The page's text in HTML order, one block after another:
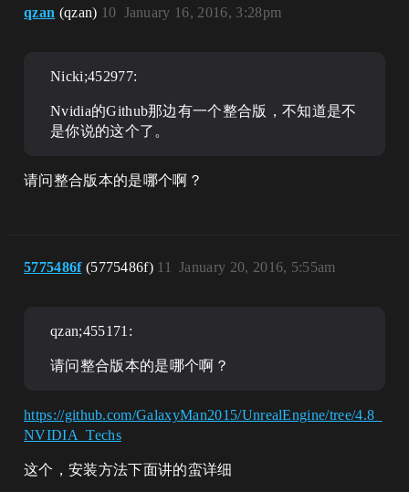
qzan (qzan) January 16, 2016, 3:28pm
10
Nicki;452977:
Nvidia的Github那边有一个整合版，不知道是不
是你说的这个了。
请问整合版本的是哪个啊？
5775486f (5775486f) January 20, 2016, 5:55am
11
qzan;455171:
请问整合版本的是哪个啊？
https://github.com/GalaxyMan2015/UnrealEngine/tree/4.8_
NVIDIA_Techs
这个，安装方法下面讲的蛮详细